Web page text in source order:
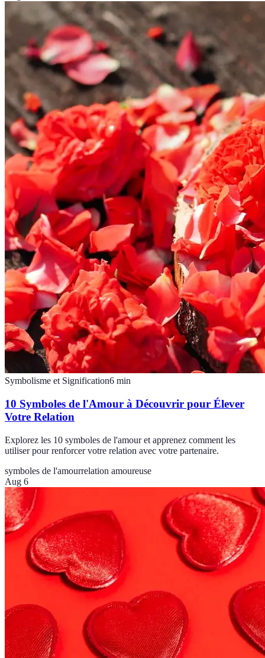
Symbolisme et Signification6 min
10 Symboles de l'Amour à Découvrir pour Élever
Votre Relation
Explorez les 10 symboles de l'amour et apprenez comment les
utiliser pour renforcer votre relation avec votre partenaire.
symboles de l'amourrelation amoureuse
Aug 6